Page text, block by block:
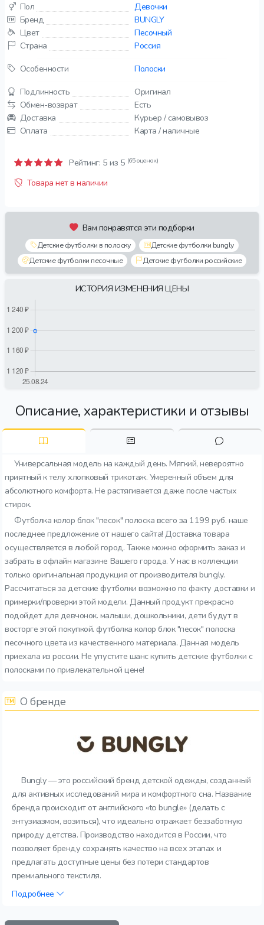
Пол
Девочки
Бренд
BUNGLY
Цвет
Песочный
Страна
Россия
Особенности
Полоски
Подлинность
Оригинал
Обмен-возврат
Есть
Доставка
Курьер / самовывоз
Оплата
Карта / наличные
Рейтинг: 5 из 5 (65 оценок)
Товара нет в наличии
Вам понравятся эти подборки
Детские футболки в полоску
Детские футболки bungly
Детские футболки песочные
Детские футболки российские
ИСТОРИЯ ИЗМЕНЕНИЯ ЦЕНЫ
Описание, характеристики и отзывы
Универсальная модель на каждый день. Мягкий, невероятно
приятный к телу хлопковый трикотаж. Умеренный объем для
абсолютного комфорта. Не растягивается даже после частых
стирок.
Футболка колор блок "песок" полоска всего за 1199 руб. наше
последнее предложение от нашего сайта! Доставка товара
осуществляется в любой город. Также можно оформить заказ и
забрать в офлайн магазине Вашего города. У нас в коллекции
только оригинальная продукция от производителя bungly.
Рассчитаться за детские футболки возможно по факту доставки и
примерки/проверки этой модели. Данный продукт прекрасно
подойдет для девчонок. малыши, дошкольники, дети будут в
восторге этой покупкой. футболка колор блок "песок" полоска
песочного цвета из качественного материала. Данная модель
приехала из россии. Не упустите шанс купить детские футболки с
полосками по привлекательной цене!
О бренде
Bungly — это российский бренд детской одежды, созданный
для активных исследований мира и комфортного сна. Название
бренда происходит от английского «to bungle» (делать с
энтузиазмом, возиться), что идеально отражает беззаботную
природу детства. Производство находится в России, что
позволяет бренду сохранять качество на всех этапах и
предлагать доступные цены без потери стандартов
премиального текстиля.
Подробнее